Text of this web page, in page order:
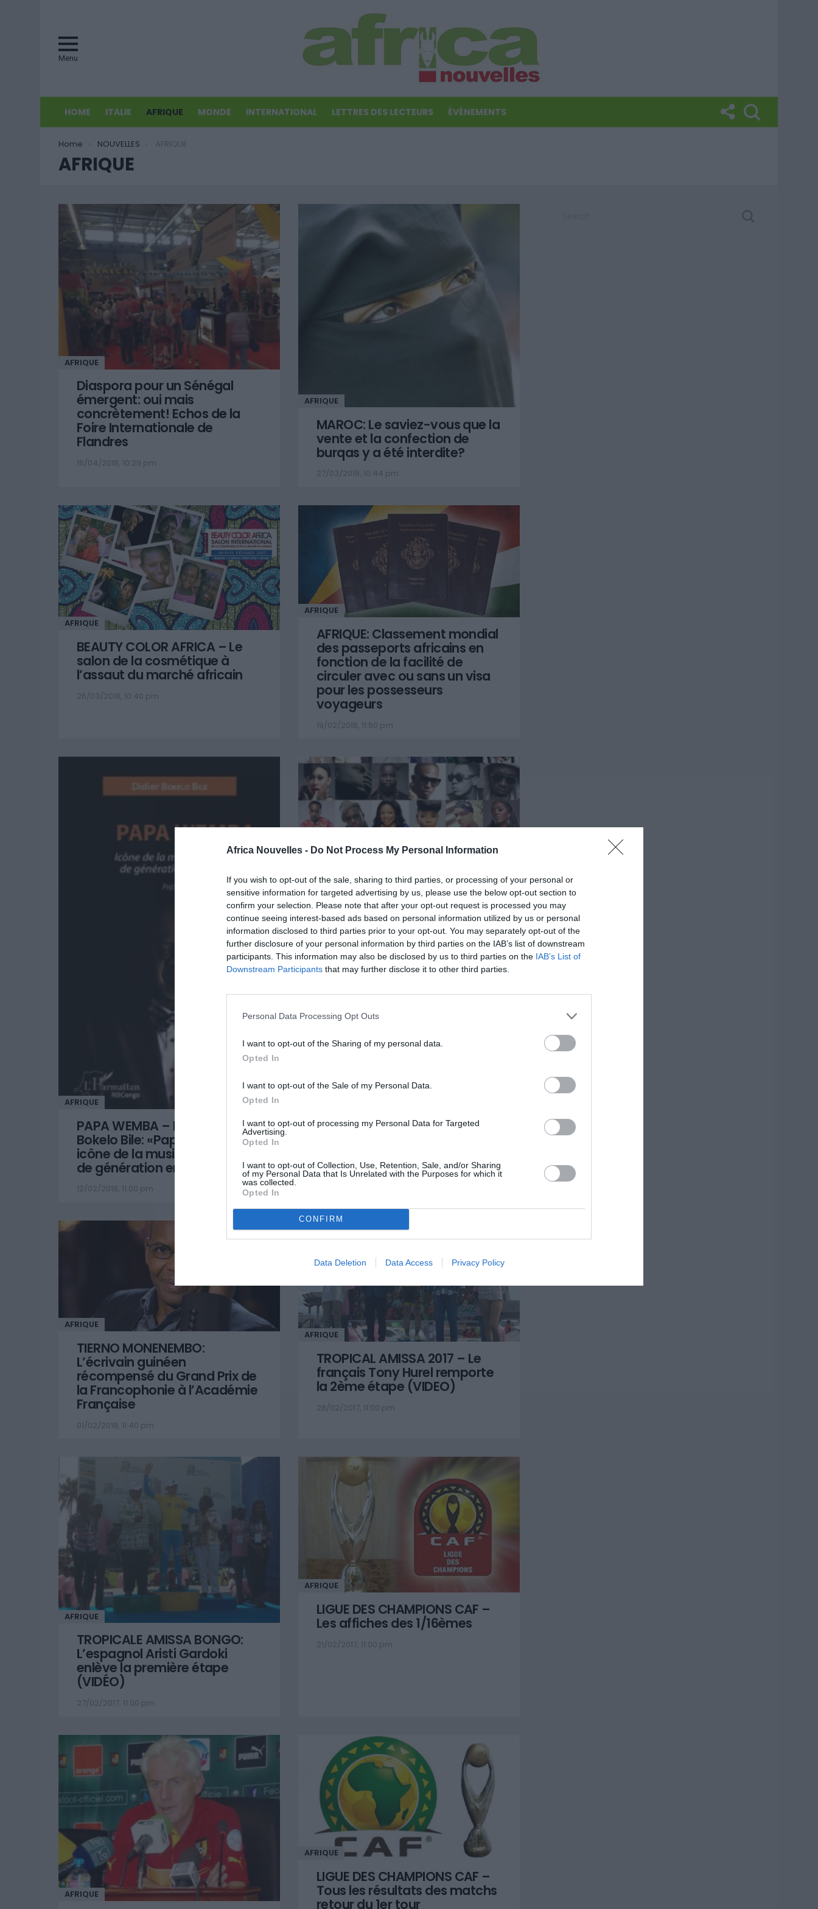
Africa Nouvelles - Do Not Process My Personal Information
If you wish to opt-out of the sale, sharing to third parties, or processing of your personal or
sensitive information for targeted advertising by us, please use the below opt-out section to
confirm your selection. Please note that after your opt-out request is processed you may
continue seeing interest-based ads based on personal information utilized by us or personal
information disclosed to third parties prior to your opt-out. You may separately opt-out of the
further disclosure of your personal information by third parties on the IAB’s list of downstream
participants. This information may also be disclosed by us to third parties on the IAB’s List of
Downstream Participants that may further disclose it to other third parties.
Personal Data Processing Opt Outs
I want to opt-out of the Sharing of my personal data.
Opted In
I want to opt-out of the Sale of my Personal Data.
Opted In
I want to opt-out of processing my Personal Data for Targeted
Advertising.
Opted In
I want to opt-out of Collection, Use, Retention, Sale, and/or Sharing
of my Personal Data that Is Unrelated with the Purposes for which it
was collected.
Opted In
CONFIRM
Data Deletion Data Access Privacy Policy
Menu
HOME ITALIE AFRIQUE MONDE INTERNATIONAL LETTRES DES LECTEURS ÉVÉNEMENTS
You are here:
Home NOUVELLES AFRIQUE
AFRIQUE
MORE
STORIES
AFRIQUE
Diaspora pour un Sénégal
émergent: oui mais
concrètement! Echos de la
Foire Internationale de
Flandres
16/04/2018, 10:29 pm
AFRIQUE
MAROC: Le saviez-vous que la
vente et la confection de
burqas y a été interdite?
27/03/2018, 10:44 pm
AFRIQUE
BEAUTY COLOR AFRICA – Le
salon de la cosmétique à
l’assaut du marché africain
26/03/2018, 10:40 pm
AFRIQUE
AFRIQUE: Classement mondial
des passeports africains en
fonction de la facilité de
circuler avec ou sans un visa
pour les possesseurs
voyageurs
19/02/2018, 11:50 pm
AFRIQUE
PAPA WEMBA – Livre de Didier
Bokelo Bile: «Papa Wemba,
icône de la musique africaine,
de génération en génération»
12/02/2018, 11:00 pm
AFRIQUE
MUSIQUE AFRICAINE –
Pourquoi les nigérians sont au
top?
AFRIQUE
TIERNO MONENEMBO:
L’écrivain guinéen
récompensé du Grand Prix de
la Francophonie à l’Académie
Française
01/02/2018, 11:40 pm
AFRIQUE
TROPICAL AMISSA 2017 – Le
français Tony Hurel remporte
la 2ème étape (VIDEO)
28/02/2017, 11:00 pm
AFRIQUE
TROPICALE AMISSA BONGO:
L’espagnol Aristi Gardoki
enlève la première étape
(VIDÉO)
27/02/2017, 11:00 pm
AFRIQUE
LIGUE DES CHAMPIONS CAF –
Les affiches des 1/16èmes
21/02/2017, 11:00 pm
AFRIQUE
AFRIQUE
LIGUE DES CHAMPIONS CAF –
Tous les résultats des matchs
retour du 1er tour